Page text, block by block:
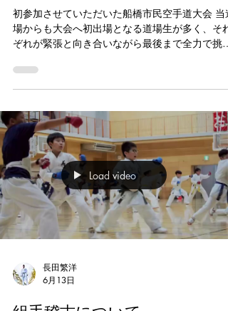
初参加させていただいた船橋市民空手道大会 当道
場からも大会へ初出場となる道場生が多く、それ
ぞれが緊張と向き合いながら最後まで全力で挑戦
いましたが、大会という舞台で挑戦した経験は今
後の大きな成長につながると思います。 また、応
素晴らしかったです。一人で戦う個人戦ではあり
ますが、仲間の頑張りを応援し、支え合う姿に成
長を感じました。 対戦してくださった選手の皆
様、各道場の先生方、公平な判定で大会を支えて
くださった審判の先生方に心より感謝申し上げま
す。 大会運営に携わってくださった皆様、ありが
とうございました。 また、温かくサポートしてく
ださった保護者の皆様にも感謝申し上げます。 今
回見つかった課題をこれからの稽古に活かし、次
安空手 #新浦安習い事 #浦安市習い事 #空手教室
空手キッズ
Load video
長田繁洋
6月13日